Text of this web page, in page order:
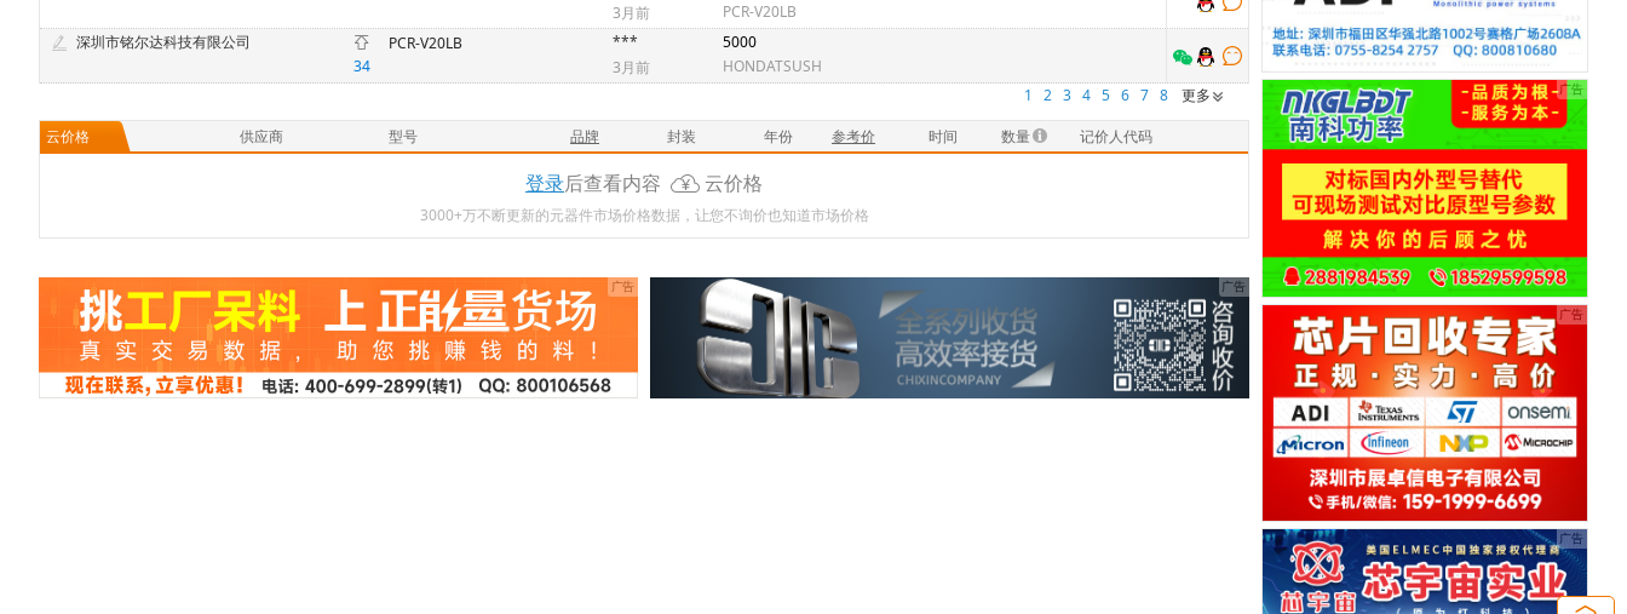
3月前
PCR-V20LB
深圳市铭尔达科技有限公司
34
PCR-V20LB
***
3月前
5000
HONDATSUSH
1
2 3 4 5 6 7 8
更多
云价格
供应商 型号 品牌 封装 年份 参考价 时间 数量 记价人代码
登录后查看内容 云价格
3000+万不断更新的元器件市场价格数据，让您不询价也知道市场价格